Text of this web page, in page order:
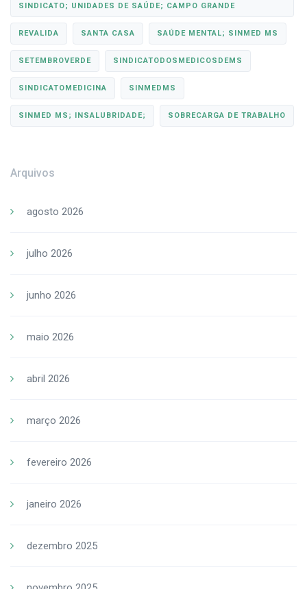
SINDICATO; UNIDADES DE SAÚDE; CAMPO GRANDE
REVALIDA SANTA CASA SAÚDE MENTAL; SINMED MS
SETEMBROVERDE SINDICATODOSMEDICOSDEMS
SINDICATOMEDICINA SINMEDMS
SINMED MS; INSALUBRIDADE; SOBRECARGA DE TRABALHO
Arquivos
agosto 2026
julho 2026
junho 2026
maio 2026
abril 2026
março 2026
fevereiro 2026
janeiro 2026
dezembro 2025